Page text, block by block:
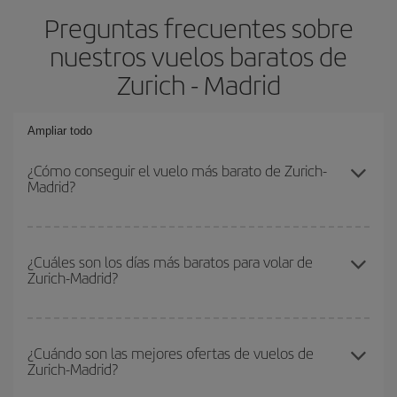
Preguntas frecuentes sobre
nuestros vuelos baratos de
Zurich - Madrid
Ampliar todo
¿Cómo conseguir el vuelo más barato de Zurich-
Madrid?
conseguir el vuelo más barato si evitas temporadas altas,
compras con antelación y puedes ser flexible con las fechas y
¿Cuáles son los días más baratos para volar de
Zurich-Madrid?
que empezar una consulta en nuestro
buscador de vuelos
baratos . Dinos desde dónde vuelas, a dónde quieres ir y en qué
¿Cuándo son las mejores ofertas de vuelos de
Zurich-Madrid?